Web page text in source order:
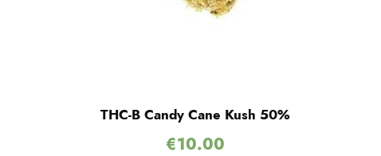
THC-B Candy Cane Kush 50%
€10.00